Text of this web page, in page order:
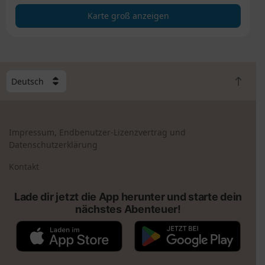
z
i
Karte groß anzeigen
e
Z
h
b
n
Impressum, Endbenutzer-Lizenzvertrag und
Datenschutzerklärung
Kontakt
Lade dir jetzt die App herunter und starte dein
nächstes Abenteuer!
A
p
G
o